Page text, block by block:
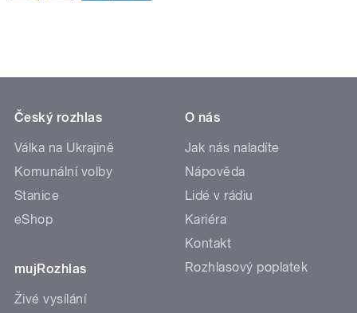
Český rozhlas
Válka na Ukrajině
Komunální volby
Stanice
eShop
mujRozhlas
Živé vysílání
O nás
Jak nás naladíte
Nápověda
Lidé v rádiu
Kariéra
Kontakt
Rozhlasový poplatek